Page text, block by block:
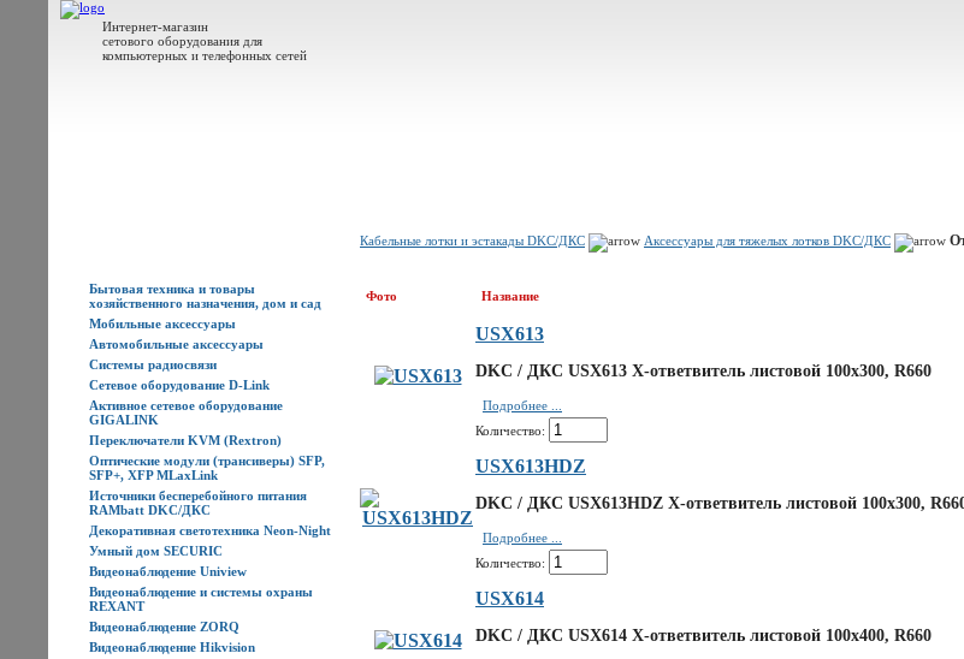
Интернет-магазин
сетового оборудования для
компьютерных и телефонных сетей
Бытовая техника и товары
хозяйственного назначения, дом и сад
Мобильные аксессуары
Автомобильные аксессуары
Системы радиосвязи
Сетевое оборудование D-Link
Активное сетевое оборудование
GIGALINK
Переключатели KVM (Rextron)
Оптические модули (трансиверы) SFP,
SFP+, XFP MLaxLink
Источники бесперебойного питания
RAMbatt DKC/ДКС
Декоративная светотехника Neon-Night
Умный дом SECURIC
Видеонаблюдение Uniview
Видеонаблюдение и системы охраны
REXANT
Видеонаблюдение ZORQ
Видеонаблюдение Hikvision
Кабельные лотки и эстакады DKC/ДКС Аксессуары для тяжелых лотков DKC/ДКС
Фото Название
USX613
DKC / ДКС USX613 Х-ответвитель листовой 100х300, R660
Подробнее ...
Количество:
USX613HDZ
DKC / ДКС USX613HDZ Х-ответвитель листовой 100х300,
Подробнее ...
Количество:
USX614
DKC / ДКС USX614 Х-ответвитель листовой 100х400, R660